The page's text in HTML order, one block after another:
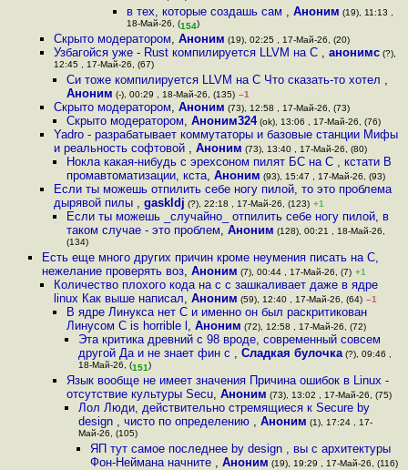
в тех, которые создашь сам ,Аноним (19), 11:13 ,
18-Май-26, (154)
Скрыто модератором,Аноним (19), 02:25 , 17-Май-26, (20)
Узбагойся уже - Rust компилируется LLVM на C ,анонимс (?),
12:45 , 17-Май-26, (67)
Си тоже компилируется LLVM на C Что сказать-то хотел ,
Аноним (-), 00:29 , 18-Май-26, (135) –1
Скрыто модератором,Аноним (73), 12:58 , 17-Май-26, (73)
Скрыто модератором, Аноним324(ok), 13:06 , 17-Май-26, (76)
Yadro - разрабатывает коммутаторы и базовые станции Мифы
и реальность софтовой ,Аноним (73), 13:40 , 17-Май-26, (80)
Нокла какая-нибудь с эрехсоном пилят БС на C , кстати В
промавтоматизации, кста, Аноним (93), 15:47 , 17-Май-26, (93)
Если ты можешь отпилить себе ногу пилой, то это проблема
дырявой пилы ,gaskldj (?), 22:18 , 17-Май-26, (123) +1
Если ты можешь _случайно_ отпилить себе ногу пилой, в
таком случае - это проблем, Аноним (128), 00:21 , 18-Май-26,
(134)
Есть еще много других причин кроме неумения писать на С,
нежелание проверять воз, Аноним (7), 00:44 , 17-Май-26, (7) +1
Количество плохого кода на c c зашкаливает даже в ядре
linux Как выше написал,Аноним (59), 12:40 , 17-Май-26, (64) –1
В ядре Линукса нет С и именно он был раскритикован
Линусом C is horrible l , Аноним (72), 12:58 , 17-Май-26, (72)
Эта критика древний с 98 вроде, современный совсем
другой Да и не знает фин с , Сладкая булочка(?), 09:46 ,
18-Май-26, (151)
Язык вообще не имеет значения Причина ошибок в Linux -
отсутствие культуры Secu, Аноним (73), 13:02 , 17-Май-26, (75)
Лол Люди, действительно стремящиеся к Secure by
design , чисто по определению , Аноним (1), 17:24 , 17-
Май-26, (105)
ЯП тут самое последнее by design , вы с архитектуры
Фон-Неймана начните ,Аноним (19), 19:29 , 17-Май-26, (116)